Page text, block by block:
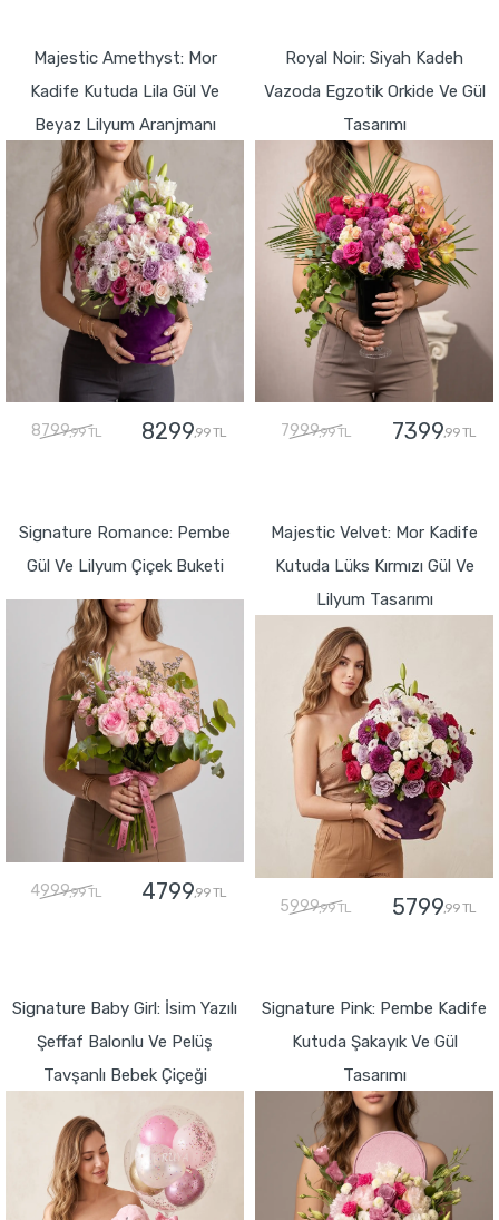
Majestic Amethyst: Mor
Kadife Kutuda Lila Gül Ve
Beyaz Lilyum Aranjmanı
8799,99 TL 8299,99 TL
Royal Noir: Siyah Kadeh
Vazoda Egzotik Orkide Ve Gül
Tasarımı
7999,99 TL 7399,99 TL
Signature Romance: Pembe
Gül Ve Lilyum Çiçek Buketi
4999,99 TL 4799,99 TL
Majestic Velvet: Mor Kadife
Kutuda Lüks Kırmızı Gül Ve
Lilyum Tasarımı
5999,99 TL 5799,99 TL
Signature Baby Girl: İsim Yazılı
Şeffaf Balonlu Ve Pelüş
Tavşanlı Bebek Çiçeği
Signature Pink: Pembe Kadife
Kutuda Şakayık Ve Gül
Tasarımı